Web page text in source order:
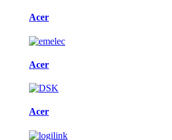
Acer
Acer
Acer